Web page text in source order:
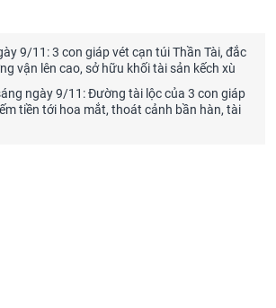
9/11: 3 con giáp vét cạn túi Thần Tài, đắc
vận lên cao, sở hữu khối tài sản kếch xù
ngày 9/11: Đường tài lộc của 3 con giáp
tiền tới hoa mắt, thoát cảnh bần hàn, tài